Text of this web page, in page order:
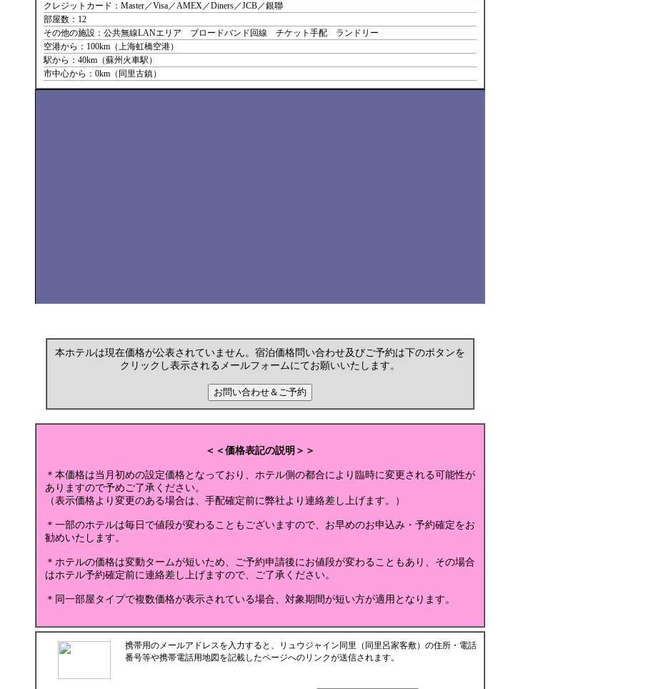
クレジットカード：Master／Visa／AMEX／Diners／JCB／銀聯
部屋数：12
その他の施設：公共無線LANエリア ブロードバンド回線 チケット手配 ランドリー
空港から：100km（上海虹橋空港）
駅から：40km（蘇州火車駅）
市中心から：0km（同里古鎮）
本ホテルは現在価格が公表されていません。宿泊価格問い合わせ及びご予約は下のボタンを
クリックし表示されるメールフォームにてお願いいたします。
＜＜価格表記の説明＞＞
＊本価格は当月初めの設定価格となっており、ホテル側の都合により臨時に変更される可能性が
ありますので予めご了承ください。
（表示価格より変更のある場合は、手配確定前に弊社より連絡差し上げます。）
＊一部のホテルは毎日で値段が変わることもございますので、お早めのお申込み・予約確定をお
勧めいたします。
＊ホテルの価格は変動タームが短いため、ご予約申請後にお値段が変わることもあり、その場合
はホテル予約確定前に連絡差し上げますので、ご了承ください。
＊同一部屋タイプで複数価格が表示されている場合、対象期間が短い方が適用となります。
携帯用のメールアドレスを入力すると、リュウジャイン同里（同里呂家客敷）の住所・電話
番号等や携帯電話用地図を記載したページへのリンクが送信されます。